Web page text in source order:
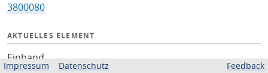
3800080
AKTUELLES ELEMENT
Einband
Impressum Datenschutz Feedback